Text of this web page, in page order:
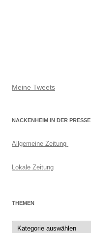
Meine Tweets
NACKENHEIM IN DER PRESSE
Allgemeine Zeitung
Lokale Zeitung
THEMEN
Themen